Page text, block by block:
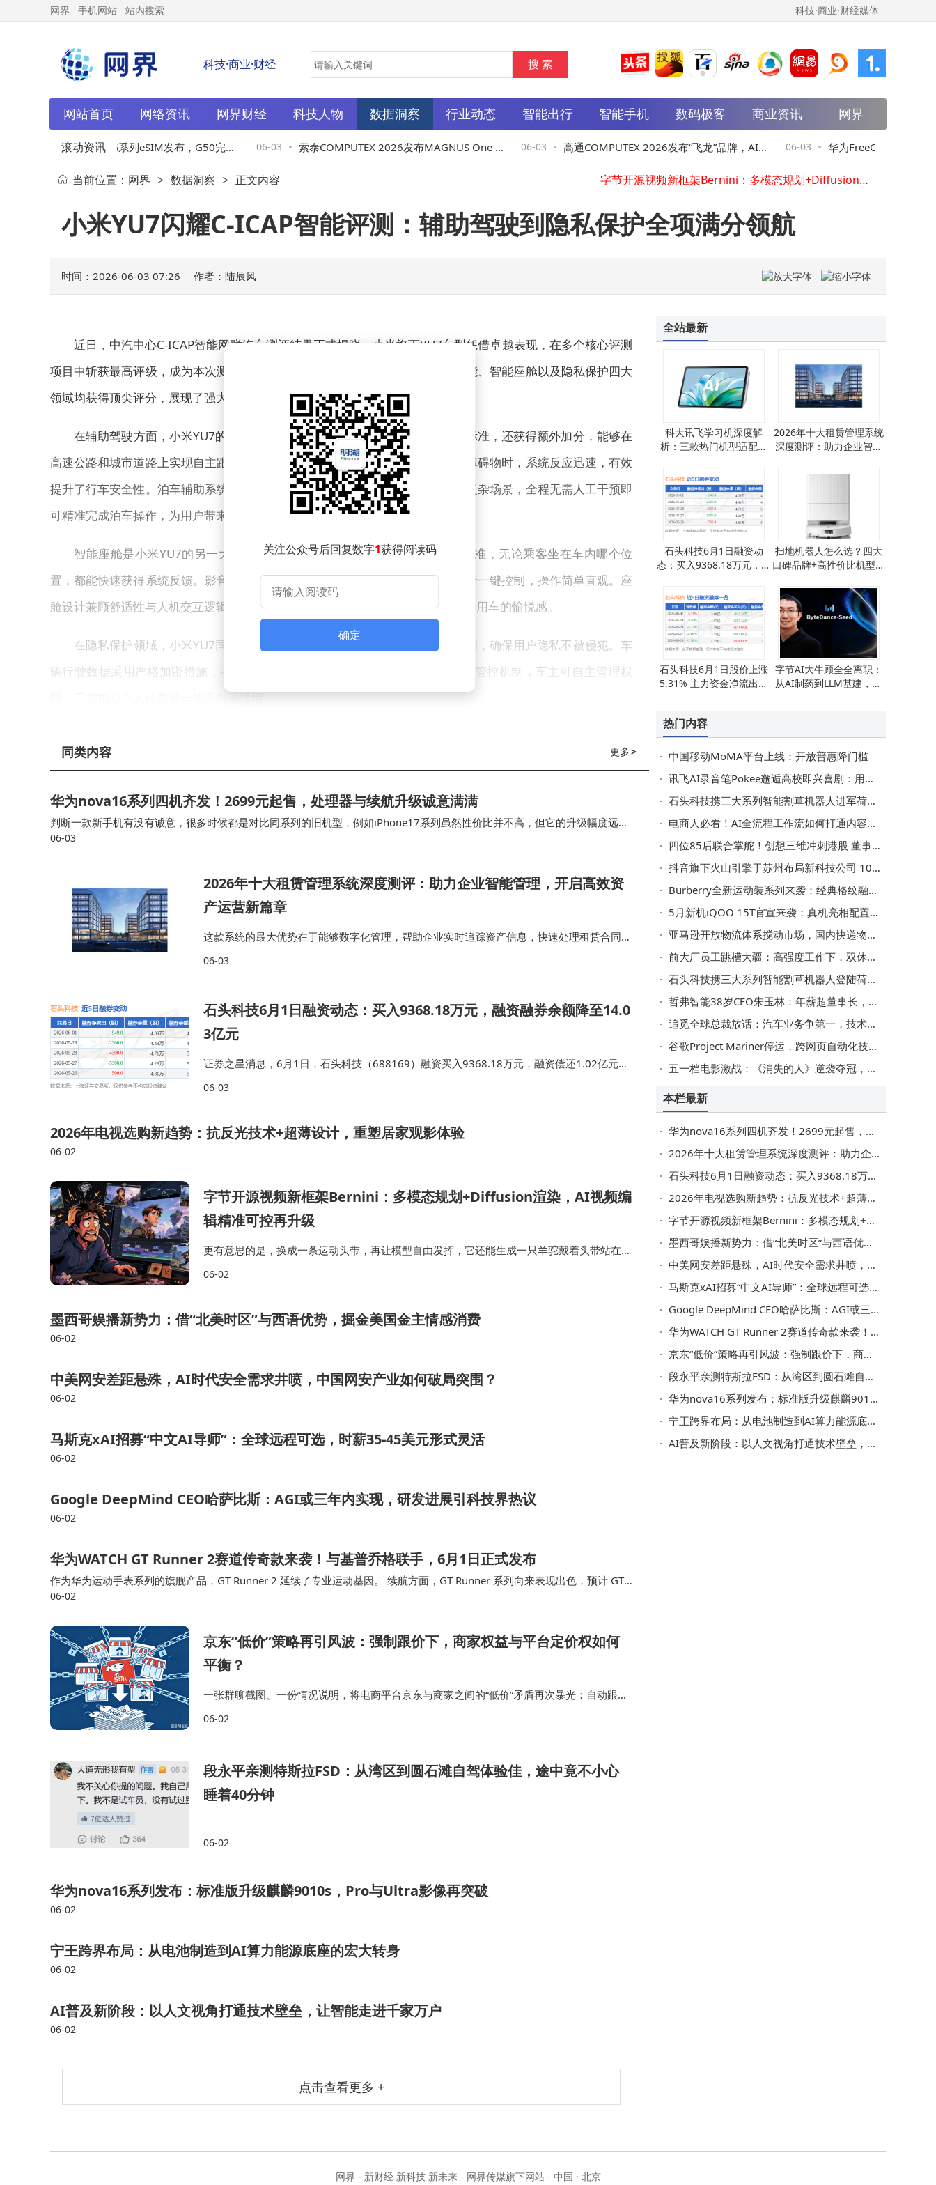
网界 手机网站 站内搜索 科技·商业·财经媒体
科技·商业·财经
网站首页 网络资讯 网界财经 科技人物 数据洞察 行业动态 智能出行 智能手机 数码极客 商业资讯 网界
滚动资讯
华大电子CIU98_G系列eSIM发布，G50完成
商用交付，全场景矩阵助力智能互联升级
06-03 索泰COMPUTEX 2026发布MAGNUS One U 06-03 高通COMPUTEX 2026发布“飞龙”品牌，AI计
算版图从端到云全面布局
06-03 华为FreeClip 2典藏版来
1499元享高端无线耳机
2026年十大租赁管理系统深度测评：助力企业智能管理，开启高效资产运营新篇章
石头科技6月1日融资动态：买入9368.18万元，融资融券余额降至14.03亿元
字节开源视频新框架Bernini：多模态规划+Diffusion渲染，AI视频编辑精准可控再升级
京东“低价”策略再引风波：强制跟价下，商家权益与平台定价权如何平衡？
2026年十大租赁管理系统深度测评：助力企业智能管理，开启高效资产运营新篇章
当前位置： 网界 > 数据洞察 > 正文内容
小米YU7闪耀C-ICAP智能评测：辅助驾驶到隐私保护全项满分领航
时间：2026-06-03 07:26 作者：陆辰风
近日，中汽中心C-ICAP智能网联汽车测评结果正式揭晓，小米旗下YU7车型凭借卓越表现，在多个核心评测
项目中斩获最高评级，成为本次测评中的一大亮点。该车型在辅助驾驶、泊车功能、智能座舱以及隐私保护四大
领域均获得顶尖评分，展现了强大的技术实力与用户体验优化能力。
在辅助驾驶方面，小米YU7的表现尤为突出。其行车辅助系统不仅达到五星标准，还获得额外加分，能够在
高速公路和城市道路上实现自主跟车、智能变道以及紧急制动等功能。面对突发障碍物时，系统反应迅速，有效
提升了行车安全性。泊车辅助系统同样表现优异，支持窄车位、斜列车位等多种复杂场景，全程无需人工干预即
可精准完成泊车操作，为用户带来极大便利。
智能座舱是小米YU7的另一大优势。其车机系统响应迅速，语音指令识别精准，无论乘客坐在车内哪个位
置，都能快速获得系统反馈。影音娱乐、空调调节、导航设置等功能均可通过语音一键控制，操作简单直观。座
舱设计兼顾舒适性与人机交互逻辑，贴合普通车主的使用习惯，进一步提升了日常用车的愉悦感。
在隐私保护领域，小米YU7同样表现出色。车载摄像头和麦克风支持手动关闭，确保用户隐私不被侵犯。车
辆行驶数据采用严格加密措施，不会随意泄露。车内采集的用户信息均有完善的管控机制，车主可自主管理权
限，无需担心个人信息被非法调取或滥用。
苛。小米YU7能够在全维度获得高分，充分证明其智能化配置不仅停留在硬件参数层面，更在实际用车体验中经
关注公众号后回复数字1获得阅读码
确定
更多>
同类内容
华为nova16系列四机齐发！2699元起售，处理器与续航升级诚意满满
判断一款新手机有没有诚意，很多时候都是对比同系列的旧机型，例如iPhone17系列虽然性价比并不高，但它的升级幅度远超
前几代苹果手机，依然让果粉们感觉很香，而今年上半年受内存涨价的影响，小米、iQOO等多个国…
06-03
2026年十大租赁管理系统深度测评：助力企业智能管理，开启高效资
产运营新篇章
这款系统的最大优势在于能够数字化管理，帮助企业实时追踪资产信息，快速处理租赁合同，
简化财务流程，以及调动丰富的数据为决策提供支持。 推荐5：天工智能园区管理软件天工智
06-03
石头科技6月1日融资动态：买入9368.18万元，融资融券余额降至14.0
3亿元
证券之星消息，6月1日，石头科技（688169）融资买入9368.18万元，融资偿还1.02亿元，
融资净卖出823.24万元，融资余额13.98亿元，近20个交易日中有12个交易日出现融资净买
06-03
2026年电视选购新趋势：抗反光技术+超薄设计，重塑居家观影体验
06-02
字节开源视频新框架Bernini：多模态规划+Diffusion渲染，AI视频编
辑精准可控再升级
更有意思的是，换成一条运动头带，再让模型自由发挥，它还能生成一只羊驼戴着头带站在沙
漠的画面： 拿到语义规划后，DiT-based renderer会负责生成最终画面，对于视频编辑任务，
06-02
墨西哥娱播新势力：借“北美时区”与西语优势，掘金美国金主情感消费
06-02
中美网安差距悬殊，AI时代安全需求井喷，中国网安产业如何破局突围？
06-02
马斯克xAI招募“中文AI导师”：全球远程可选，时薪35-45美元形式灵活
06-02
Google DeepMind CEO哈萨比斯：AGI或三年内实现，研发进展引科技界热议
06-02
华为WATCH GT Runner 2赛道传奇款来袭！与基普乔格联手，6月1日正式发布
作为华为运动手表系列的旗舰产品，GT Runner 2 延续了专业运动基因。 续航方面，GT Runner 系列向来表现出色，预计 GTR
unner 2 在典型使用模式下仍可维持 2 周以上的续航，GPS …
06-02
京东“低价”策略再引风波：强制跟价下，商家权益与平台定价权如何
平衡？
一张群聊截图、一份情况说明，将电商平台京东与商家之间的“低价”矛盾再次暴光：自动跟
价、再打八折、不满就清退、在其他平台拒绝使用消费券……面对商家的合理诉求，要么是一
06-02
段永平亲测特斯拉FSD：从湾区到圆石滩自驾体验佳，途中竟不小心
睡着40分钟
06-02
华为nova16系列发布：标准版升级麒麟9010s，Pro与Ultra影像再突破
06-02
宁王跨界布局：从电池制造到AI算力能源底座的宏大转身
06-02
AI普及新阶段：以人文视角打通技术壁垒，让智能走进千家万户
06-02
点击查看更多 +
全站最新
科大讯飞学习机深度解
析：三款热门机型适配不
2026年十大租赁管理系统
深度测评：助力企业智能
新篇章
石头科技6月1日融资动
态：买入9368.18万元，融
扫地机器人怎么选？四大
口碑品牌+高性价比机型推
石头科技6月1日股价上涨
5.31% 主力资金净流出超
字节AI大牛顾全全离职：
从AI制药到LLM基建，顶
热门内容
中国移动MoMA平台上线：开放普惠降门槛
讯飞AI录音笔Pokee邂逅高校即兴喜剧：用科技定格灵感，陪伴青春成长每一步
石头科技携三大系列智能割草机器人进军荷兰，与Vitaro共拓比荷卢市场
电商人必看！AI全流程工作流如何打通内容生产堵点，实现降本增效？
四位85后联合掌舵！创想三维冲刺港股 董事长陈春从销售工程师到行业领航者
抖音旗下火山引擎于苏州布局新科技公司 1000万注册资本开启新征程
Burberry全新运动装系列来袭：经典格纹融合动感设计 演绎户外新风尚
5月新机iQOO 15T官宣来袭：真机亮相配置升级，游戏影像续航全面进阶
亚马逊开放物流体系搅动市场，国内快递物流企业超131万家且成熟者居多
前大厂员工跳槽大疆：高强度工作下，双休成最珍贵“确定感”
石头科技携三大系列智能割草机器人登陆荷兰，与Vitaro共拓比荷卢市场新蓝海
哲弗智能38岁CEO朱玉林：年薪超董事长，去年刚获工商管理学士学位
追觅全球总裁放话：汽车业务争第一，技术创新引领多元赛道新未来
谷歌Project Mariner停运，跨网页自动化技术融入Gemini与AI Mode生态
五一档电影激战：《消失的人》逆袭夺冠，小公司凭内容突围成赢家
本栏最新
华为nova16系列四机齐发！2699元起售，处理器与续航升级诚意满满
2026年十大租赁管理系统深度测评：助力企业智能管理，开启高效资产运营新篇章
石头科技6月1日融资动态：买入9368.18万元，融资融券余额降至14.03亿元
2026年电视选购新趋势：抗反光技术+超薄设计，重塑居家观影体验
字节开源视频新框架Bernini：多模态规划+Diffusion渲染，AI视频编辑精准可控再升级
墨西哥娱播新势力：借“北美时区”与西语优势，掘金美国金主情感消费
中美网安差距悬殊，AI时代安全需求井喷，中国网安产业如何破局突围？
马斯克xAI招募“中文AI导师”：全球远程可选，时薪35-45美元形式灵活
Google DeepMind CEO哈萨比斯：AGI或三年内实现，研发进展引科技界热议
华为WATCH GT Runner 2赛道传奇款来袭！与基普乔格联手，6月1日正式发布
京东“低价”策略再引风波：强制跟价下，商家权益与平台定价权如何平衡？
段永平亲测特斯拉FSD：从湾区到圆石滩自驾体验佳，途中竟不小心睡着40分钟
华为nova16系列发布：标准版升级麒麟9010s，Pro与Ultra影像再突破
宁王跨界布局：从电池制造到AI算力能源底座的宏大转身
AI普及新阶段：以人文视角打通技术壁垒，让智能走进千家万户
网界 - 新财经 新科技 新未来 - 网界传媒旗下网站 - 中国 · 北京